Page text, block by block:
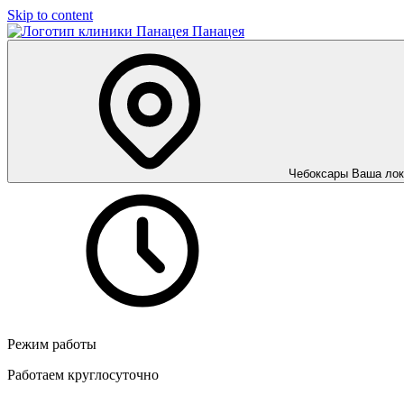
Skip to content
Панацея
Чебоксары Ваша
Режим работы
Работаем круглосуточно